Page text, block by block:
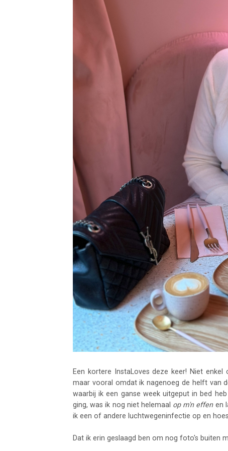
Een kortere InstaLoves deze keer! Niet
maar vooral omdat ik nagenoeg de helft van
waarbij ik een ganse week uitgeput in bed
ging, was ik nog niet helemaal op m'n effenen
ik een of andere luchtwegeninfectie op en
Dat ik erin geslaagd ben om nog foto's buiten